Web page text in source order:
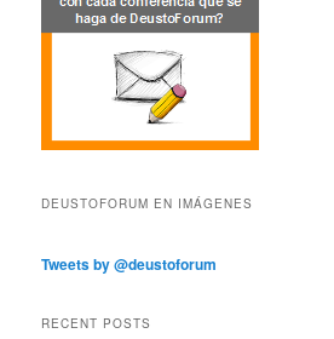
DEUSTOFORUM EN IMÁGENES
Tweets by @deustoforum
RECENT POSTS